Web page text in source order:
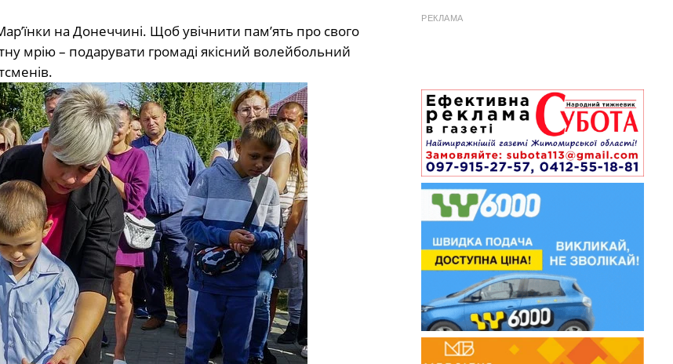
на Донеччині. Щоб увічнити пам’ять про свого
мрію – подарувати громаді якісний волейбольний
РЕКЛАМА